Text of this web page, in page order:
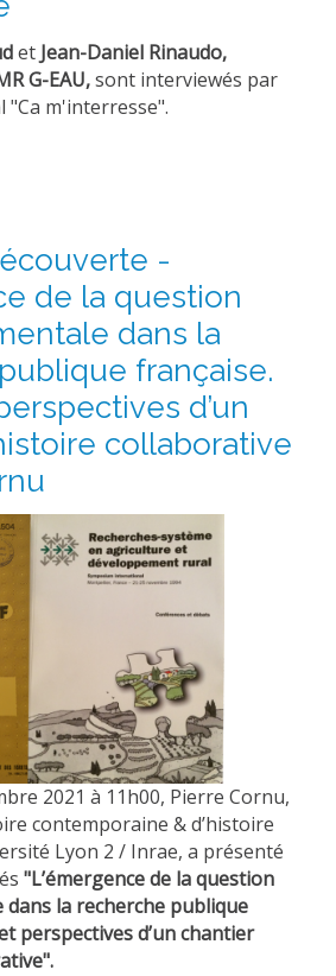
et Jean-Daniel Rinaudo,
G-EAU,sont interviewés par
"Ca m'interresse".
-
de la question
dans la
française.
d’un
collaborative
2021 à 11h00, Pierre Cornu,
contemporaine & d’histoire
Lyon 2 / Inrae, a présenté
"L’émergence de la question
la recherche publique
perspectives d’un chantier